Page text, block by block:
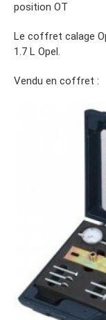
position OT
Le coffret calage
1.7 L Opel.
Vendu en coffret :